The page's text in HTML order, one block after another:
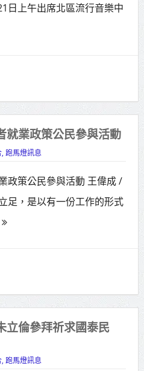
日上午出席北區流行音樂中
就業政策公民參與活動
, 跑馬燈訊息
政策公民參與活動 王偉成 /
足，是以有一份工作的形式
倫參拜祈求國泰民
, 跑馬燈訊息